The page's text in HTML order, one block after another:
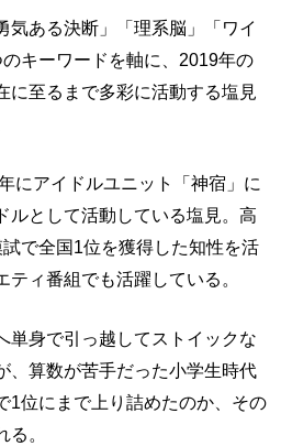
気ある決断」「理系脳」「ワイ
キーワードを軸に、2019年の
に至るまで多彩に活動する塩見
にアイドルユニット「神宿」に
ルとして活動している塩見。高
で全国1位を獲得した知性を活
ィ番組でも活躍している。
単身で引っ越してストイックな
、算数が苦手だった小学生時代
1位にまで上り詰めたのか、その
。